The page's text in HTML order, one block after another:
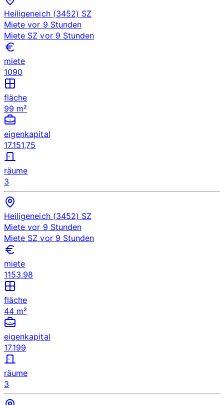
Heiligeneich (3452) SZ
Miete vor 9 Stunden
Miete SZ vor 9 Stunden
miete
1090
fläche
99 m²
eigenkapital
17.151,75
räume
3
Heiligeneich (3452) SZ
Miete vor 9 Stunden
Miete SZ vor 9 Stunden
miete
1153.98
fläche
44 m²
eigenkapital
17.199
räume
3